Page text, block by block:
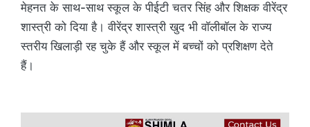
मेहनत के साथ-साथ स्कूल के पीईटी चतर सिंह और शिक्षक वीरेंद्र
शास्त्री को दिया है। वीरेंद्र शास्त्री खुद भी वॉलीबॉल के राज्य
स्तरीय खिलाड़ी रह चुके हैं और स्कूल में बच्चों को प्रशिक्षण देते
हैं।